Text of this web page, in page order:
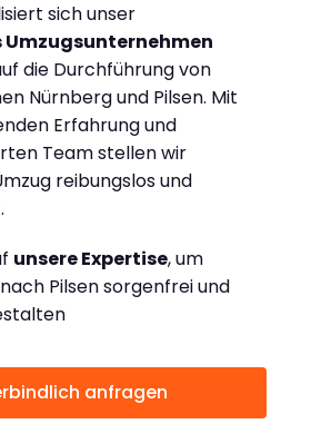
sich unser
die Durchführung von
Nürnberg und Pilsen. Mit
Erfahrung und
Team stellen wir
reibungslos und
unsere Expertise, um
Pilsen sorgenfrei und
anfragen